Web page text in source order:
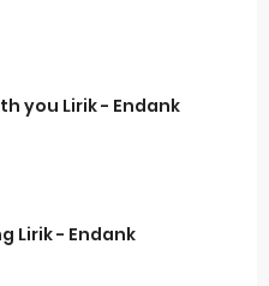
you Lirik - Endank
Lirik - Endank